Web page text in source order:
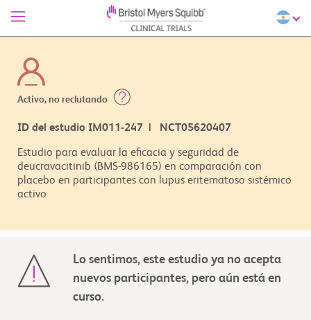
Activo, no reclutando
ID del estudio IM011-247 | NCT05620407
Estudio para evaluar la eficacia y seguridad de
deucravacitinib (BMS-986165) en comparación con
placebo en participantes con lupus eritematoso sistémico
activo
Lo sentimos, este estudio ya no acepta
nuevos participantes, pero aún está en
curso.